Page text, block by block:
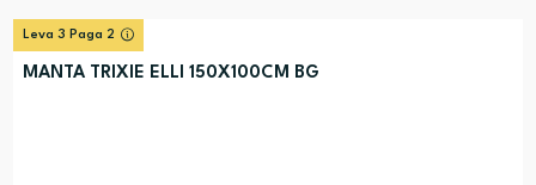
Leva 3 Paga 2
MANTA TRIXIE ELLI 150X100CM BG